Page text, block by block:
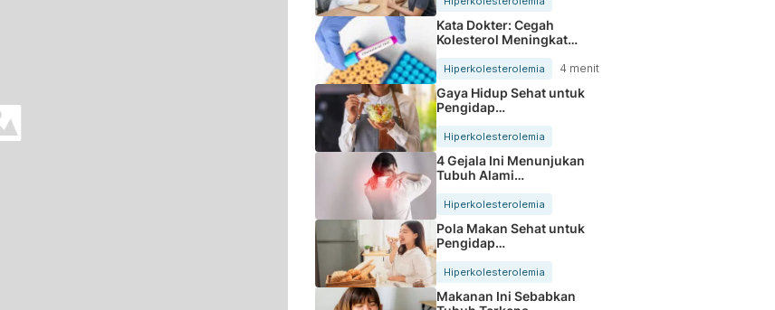
Kata Dokter: Cegah
Kolesterol Meningkat
IniHiperkolesterolemia 4 menit
Gaya Hidup Sehat untuk
Pengidap
Hiperkolesterolemia
Hiperkolesterolemia
4 Gejala Ini Menunjukan
Tubuh Alami
Hiperkolesterolemia
Pola Makan Sehat untuk
Pengidap
Hiperkolesterolemia
Hiperkolesterolemia
Makanan Ini Sebabkan